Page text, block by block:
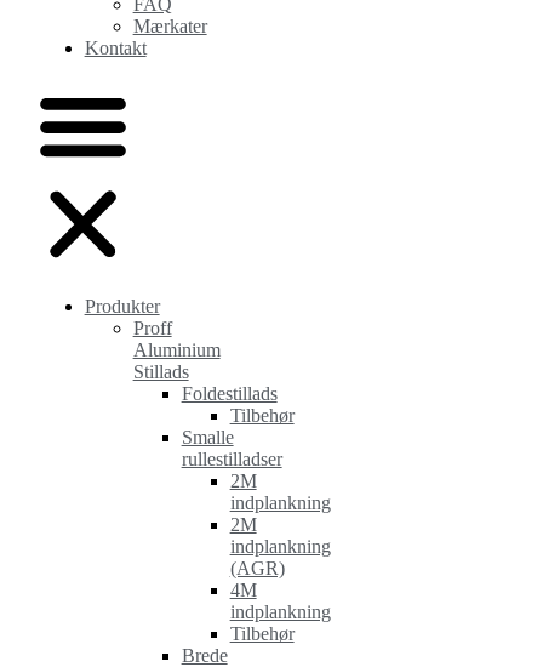
Mærkater
Kontakt
Produkter
Proff
Aluminium
Stillads
Foldestillads
Tilbehør
Smalle
rullestilladser
2M
indplankning
2M
indplankning
(AGR)
4M
indplankning
Tilbehør
Brede